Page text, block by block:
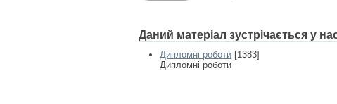
Даний матеріал зустрічається у
Дипломні роботи [1383]
Дипломні роботи